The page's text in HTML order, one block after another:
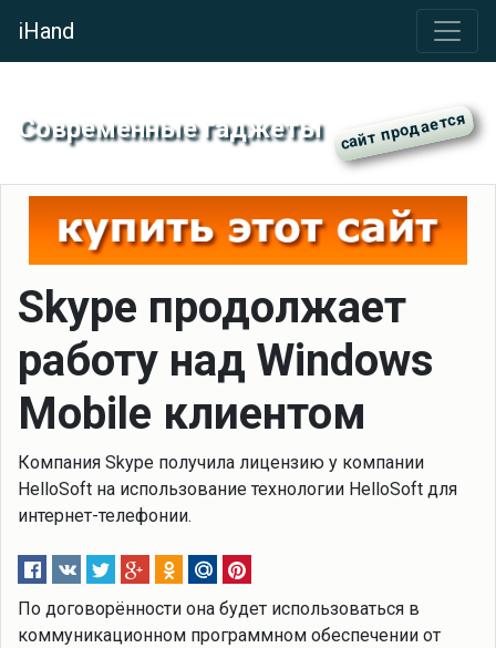
iHand
Современные гаджеты
Skype продолжает
работу над Windows
Mobile клиентом
Компания Skype получила лицензию у компании
HelloSoft на использование технологии HelloSoft для
интернет-телефонии.
По договорённости она будет использоваться в
коммуникационном программном обеспечении от